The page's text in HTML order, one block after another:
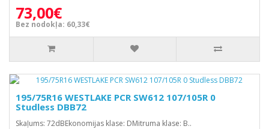
73,00€
Bez nodokļa: 60,33€
195/75R16 WESTLAKE PCR SW612 107/105R 0
Studless DBB72
Skaļums: 72dBEkonomijas klase: DMitruma klase: B..